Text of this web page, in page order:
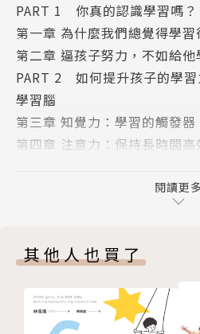
接著提出有哪些因素會影響學
常意外），
要讓孩子真正樂在其中，養成
有哪些關鍵性重點。
做為家有二寶的科學奶爸，同
究者和老師，
在書中教大家善用這些因素，
讓孩子樂在學習，其實一點都
作者簡介
PART 1 你真的認識學習嗎？
第一章 為什麼我們總覺得學習
第二章 逼孩子努力，不如給他
PART 2 如何提升孩子的學習
學習腦
第三章 知覺力：學習的觸發器
第四章 注意力：保持長時間
第六章 思維力：我們理解世界
PART 3 要讓孩子樂在學習，
孩！——運用行動科學養成孩
第八章 沒有動機，怎麼可能學
第九章 幫孩子培養一些好習
閱讀更
其他人也買了